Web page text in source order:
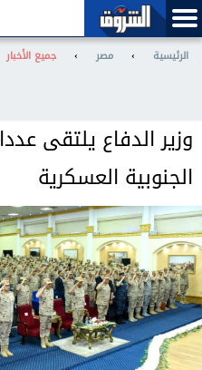
الرئيسية › مصر › جميع الأخبار
وزير الدفاع يلتقى
الجنوبية العسكرية